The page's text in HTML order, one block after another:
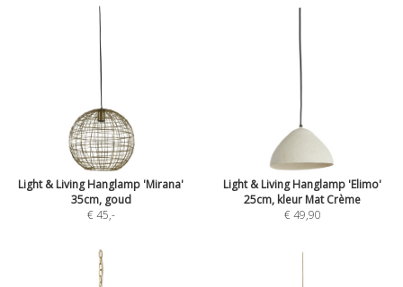
Light & Living Hanglamp 'Mirana'
35cm, goud
€ 45,-
Light & Living Hanglamp 'Elimo'
25cm, kleur Mat Crème
€ 49,90